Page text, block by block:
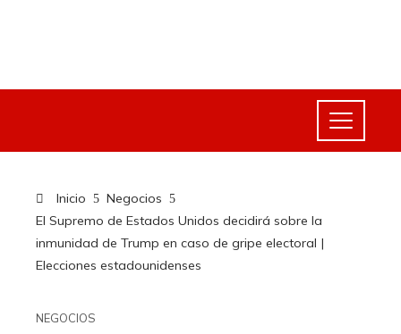
Inicio
Negocios
El Supremo de Estados Unidos decidirá sobre la
inmunidad de Trump en caso de gripe electoral |
Elecciones estadounidenses
NEGOCIOS